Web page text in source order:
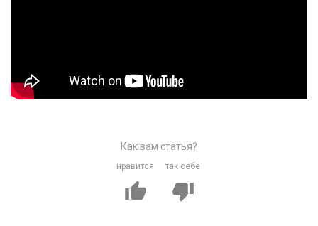
Как вам статья?
нравится так себе